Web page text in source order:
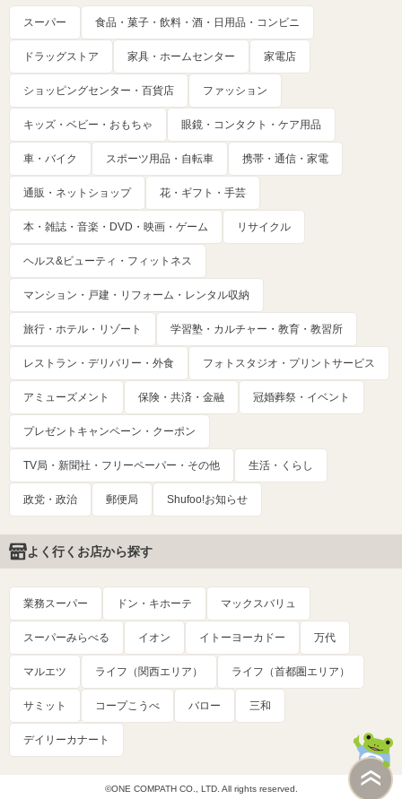
スーパー 食品・菓子・飲料・酒・日用品・コンビニ
ドラッグストア 家具・ホームセンター 家電店
ショッピングセンター・百貨店 ファッション
キッズ・ベビー・おもちゃ 眼鏡・コンタクト・ケア用品
車・バイク スポーツ用品・自転車 携帯・通信・家電
通販・ネットショップ 花・ギフト・手芸
本・雑誌・音楽・DVD・映画・ゲーム リサイクル
ヘルス&ビューティ・フィットネス
マンション・戸建・リフォーム・レンタル収納
旅行・ホテル・リゾート 学習塾・カルチャー・教育・教習所
レストラン・デリバリー・外食 フォトスタジオ・プリントサービス
アミューズメント 保険・共済・金融 冠婚葬祭・イベント
プレゼントキャンペーン・クーポン
TV局・新聞社・フリーペーパー・その他 生活・くらし
政党・政治 郵便局 Shufoo!お知らせ
よく行くお店から探す
業務スーパー ドン・キホーテ マックスバリュ
スーパーみらべる イオン イトーヨーカドー 万代
マルエツ ライフ（関西エリア） ライフ（首都圏エリア）
サミット コープこうべ バロー 三和
デイリーカナート
©ONE COMPATH CO., LTD. All rights reserved.